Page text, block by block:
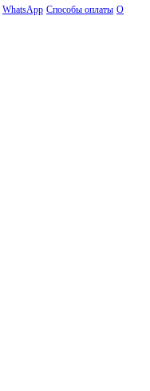
WhatsApp Способы оплаты О